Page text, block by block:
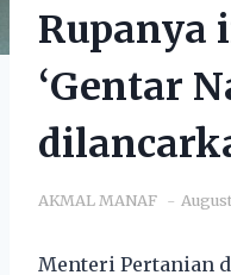
Rupanya
‘Gentar
AKMAL MANAF
Menteri Pertanian